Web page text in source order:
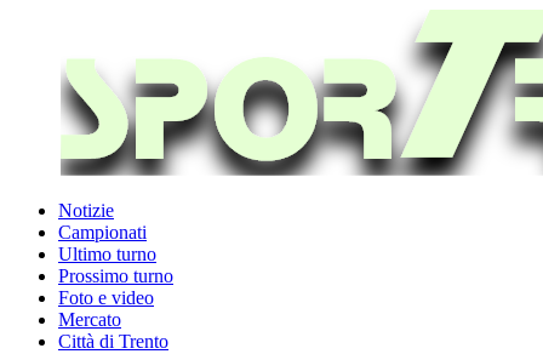
Notizie
Campionati
Ultimo turno
Prossimo turno
Foto e video
Mercato
Città di Trento